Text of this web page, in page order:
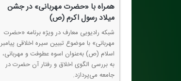
همراه با «حضرت مهربانی» در جشن
میلاد رسول اكرم (ص)
شبكه رادیویی معارف در ویژه برنامه «حضرت
مهربانی» با موضوع تبیین سیره اخلاقی پیامبر
اسلام (ص) به‌عنوان اسوه عطوفت و مهربانی،
به بررسی الگوی اخلاق و رفتار آن حضرت در
جامعه می‌پردازد.